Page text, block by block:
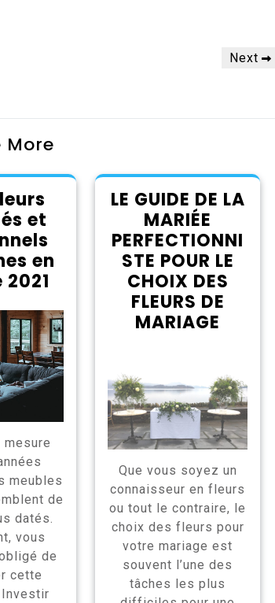
Next
Next
More
et
en
mesure
meubles
de
datés.
vous
de
cette
Investir
LE GUIDE DE LA
MARIÉE
PERFECTIONNI
STE POUR LE
CHOIX DES
FLEURS DE
MARIAGE
Que vous soyez un
connaisseur en fleurs
ou tout le contraire, le
choix des fleurs pour
votre mariage est
souvent l’une des
tâches les plus